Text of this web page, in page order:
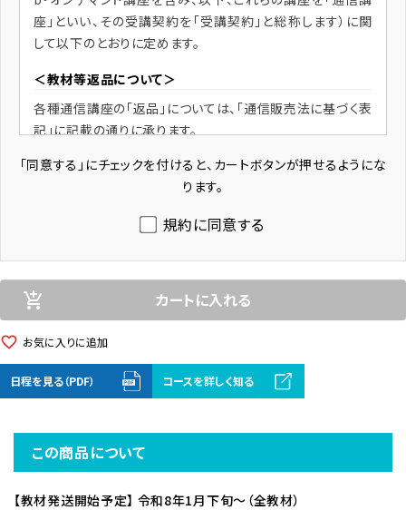
座」といい、その受講契約を「受講契約」と総称します）に関
して以下のとおりに定めます。
＜教材等返品について＞
各種通信講座の「返品」については、「通信販売法に基づく表
記」に記載の通りに承ります。
販売業者
代表者： 佐藤 拓也
所在地： 東京都新宿区西新宿1-26-2
商品代金以外の必要料金
消費税、送料
在庫表示
各商品ごとに設定
品切れの場合にはサイト上に表示します。
ご入金完了確認後、原則、5営業日以内に一括して送付しま
ただし、講座によっては発送・配信時期がずれる場合、また
「同意する」にチェックを付けると、カートボタンが押せるようにな
ります。
規約に同意する
add_shopping_cart カートに入れる
favorite_border お気に入りに追加
日程を見る（PDF） コースを詳しく知る
この商品について
【教材発送開始予定】 令和8年1月下旬～（全教材）